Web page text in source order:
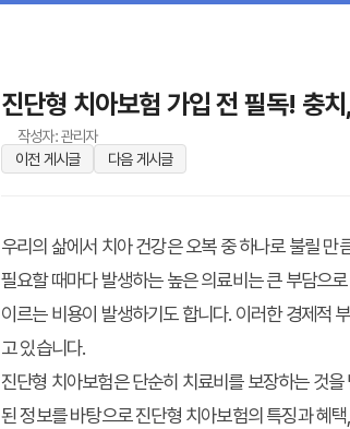
진단형 치아보험 가입 전 필독! 충
작성자: 관리자
이전 게시글
다음 게시글
우리의 삶에서 치아 건강은 오복 중 하나로 불릴
필요할 때마다 발생하는 높은 의료비는 큰 부담으
이르는 비용이 발생하기도 합니다. 이러한 경제적
고 있습니다.
진단형 치아보험은 단순히 치료비를 보장하는 것
된 정보를 바탕으로 진단형 치아보험의 특징과 혜